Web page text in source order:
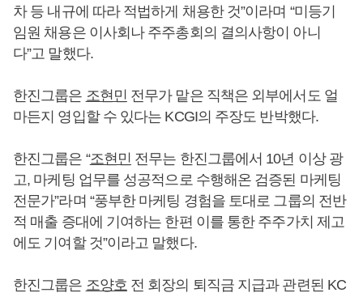
차 등 내규에 따라 적법하게 채용한 것”이라며 “미등기
임원 채용은 이사회나 주주총회의 결의사항이 아니
다”고 말했다.
한진그룹은 조현민 전무가 맡은 직책은 외부에서도 얼
마든지 영입할 수 있다는 KCGI의 주장도 반박했다.
한진그룹은 “조현민 전무는 한진그룹에서 10년 이상 광
고, 마케팅 업무를 성공적으로 수행해온 검증된 마케팅
전문가”라며 “풍부한 마케팅 경험을 토대로 그룹의 전반
적 매출 증대에 기여하는 한편 이를 통한 주주가치 제고
에도 기여할 것”이라고 말했다.
한진그룹은 조양호전 회장의 퇴직금 지급과 관련된 KC